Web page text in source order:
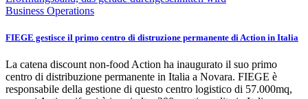
Business Operations
FIEGE gestisce il primo centro di distruzione permanente di Action in Italia
La catena discount non-food Action ha inaugurato il suo primo
centro di distribuzione permanente in Italia a Novara. FIEGE è
responsabile della gestione di questo centro logistico di 57.000mq,